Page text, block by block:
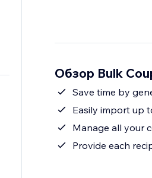
Обзор Bulk
Save time by
Easily import up
Manage all your
Provide each